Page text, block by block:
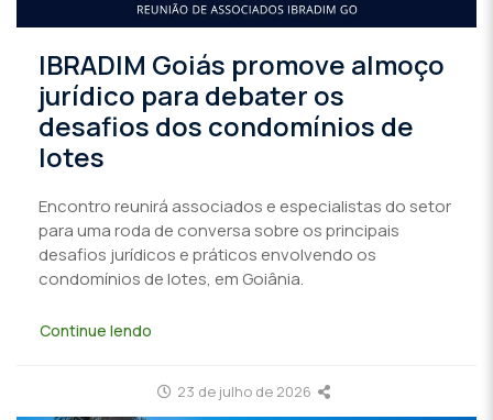
IBRADIM Goiás promove almoço
jurídico para debater os
desafios dos condomínios de
lotes
Encontro reunirá associados e especialistas do setor
para uma roda de conversa sobre os principais
desafios jurídicos e práticos envolvendo os
condomínios de lotes, em Goiânia.
Continue lendo
23 de julho de 2026